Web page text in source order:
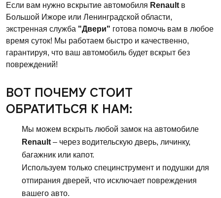
Если вам нужно вскрытие автомобиля Renault в
Большой Ижоре или Ленинградской области,
экстренная служба "Двери" готова помочь вам в любое
время суток! Мы работаем быстро и качественно,
гарантируя, что ваш автомобиль будет вскрыт без
повреждений!
ВОТ ПОЧЕМУ СТОИТ
ОБРАТИТЬСЯ К НАМ:
Мы можем вскрыть любой замок на автомобиле
Renault – через водительскую дверь, личинку,
багажник или капот.
Используем только специнструмент и подушки для
отпирания дверей, что исключает повреждения
вашего авто.